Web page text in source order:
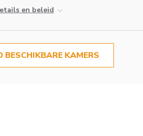
en beleid
BESCHIKBARE KAMERS